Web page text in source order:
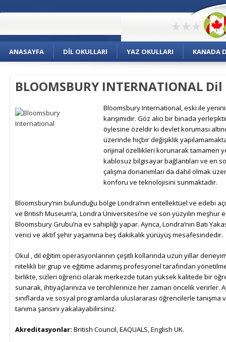
ANASAYFA DIL OKULLARI YAZ OKULLARI KANADA
BLOOMSBURY INTERNATIONAL
Bloomsbury International, eski ile
karışımıdır. Göz alıcı bir binada
öylesine özeldir ki devlet koruması
üzerinde hiçbir değişiklik
orijinal özellikleri korunarak tamamen
kablosuz bilgisayar bağlantıları ve en
çalışma donanımları da dahil olmak
konforu ve teknolojisini sunmaktadır.
Bloomsbury’nin bulunduğu bölge Londra’nın entellektüel ve edebi
ve British Museum’a, Londra Üniversitesi’ne ve son yüzyılın meşhur
Bloomsbury Grubu’na ev sahipliği yapar. Ayrıca, Londra’nın Batı
verici ve aktif şehir yaşamına beş dakikalık yürüyüş mesafesindedir.
Okul , dil eğitim operasyonlarının çeşitli kollarında uzun yıllar
nitelikli bir grup ve eğitime adanmış profesyonel tarafından
birlikte, sizleri öğrenci olarak merkezde tutan yüksek kalitede bir
sunarak, ihtiyaçlarınıza ve tercihlerinize her zaman öncelik verirler.
sınıflarda ve sosyal programlarda uluslararası öğrencilerle tanışma
tanıma şansını yakalayabilirsiniz.
Akreditasyonlar: British Council, EAQUALS, English UK.